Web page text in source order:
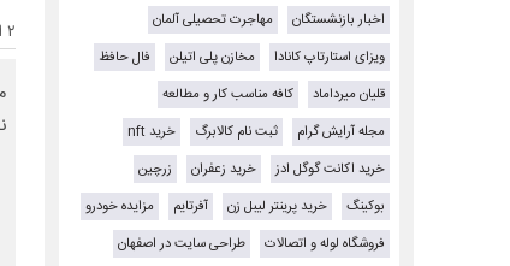
۲ اردیبهشت ۱۴۰۵ - ۲۰:۳۴
اخبار بازنشستگان
مهاجرت تحصیلی آلمان
ویزای استارتاپ کانادا
مخازن پلی اتیلن
فال حافظ
قلیان میرداماد
کافه مناسب کار و مطالعه
مجله آرایش گرام
ثبت نام کالابرگ
خرید nft
خرید اکانت گوگل ادز
خرید زعفران
زرچین
بوکینگ
خرید پرینتر لیبل زن آفرتایم
مزایده خودرو
فروشگاه لوله و اتصالات
طراحی سایت در اصفهان